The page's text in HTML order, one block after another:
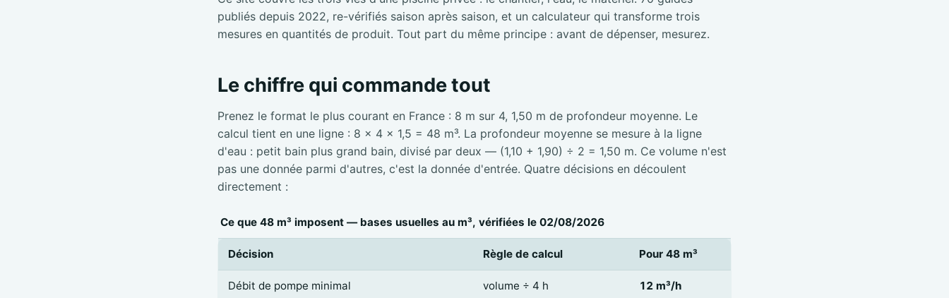
publiés depuis 2022, re-vérifiés saison après saison, et un calculateur qui transforme trois
mesures en quantités de produit. Tout part du même principe : avant de dépenser, mesurez.
Le chiffre qui commande tout
Prenez le format le plus courant en France : 8 m sur 4, 1,50 m de profondeur moyenne. Le
calcul tient en une ligne : 8 × 4 × 1,5 = 48 m³. La profondeur moyenne se mesure à la ligne
d'eau : petit bain plus grand bain, divisé par deux — (1,10 + 1,90) ÷ 2 = 1,50 m. Ce volume n'est
pas une donnée parmi d'autres, c'est la donnée d'entrée. Quatre décisions en découlent
directement :
Ce que 48 m³ imposent — bases usuelles au m³, vérifiées le 02/08/2026
Décision Règle de calcul Pour 48 m³
Débit de pompe minimal volume ÷ 4 h 12 m³/h